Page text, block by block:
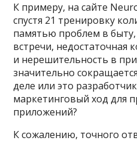
К примеру, на сайте
спустя 21 тренировку
памятью проблем в
встречи, недостаточная
и нерешительность в
значительно
деле или это
маркетинговый ход для
приложений?
К сожалению, точного